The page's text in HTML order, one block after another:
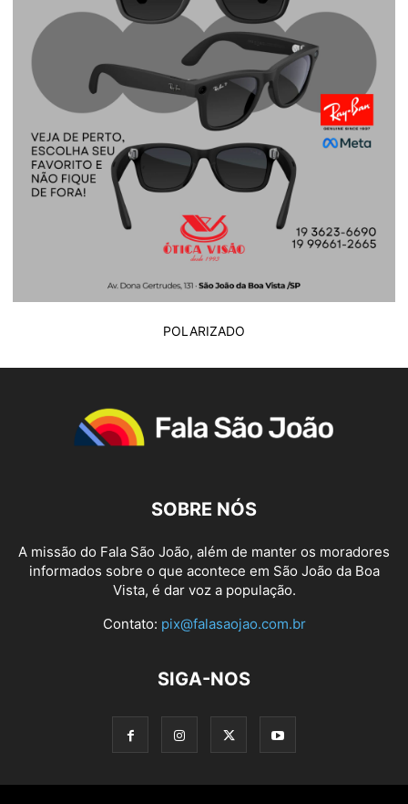
POLARIZADO
SOBRE NÓS
A missão do Fala São João, além de manter os moradores
informados sobre o que acontece em São João da Boa
Vista, é dar voz a população.
Contato: pix@falasaojao.com.br
SIGA-NOS